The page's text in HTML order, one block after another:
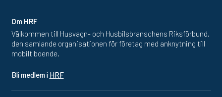
Om HRF
Välkommen till Husvagn- och Husbilsbranschens Riksförbund,
den samlande organisationen för företag med anknytning till
mobilt boende.
Bli medlem i HRF